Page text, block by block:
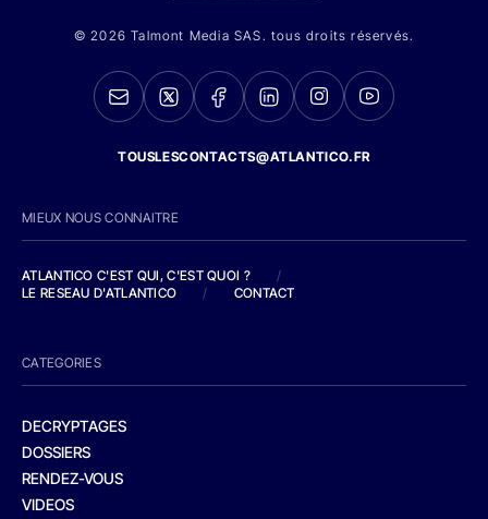
© 2026 Talmont Media SAS. tous droits réservés.
TOUSLESCONTACTS@ATLANTICO.FR
MIEUX NOUS CONNAITRE
ATLANTICO C'EST QUI, C'EST QUOI ?
/
LE RESEAU D'ATLANTICO
/ CONTACT
CATEGORIES
DECRYPTAGES
DOSSIERS
RENDEZ-VOUS
VIDEOS